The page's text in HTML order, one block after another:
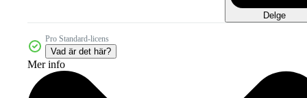
Delge
Pro Standard-licens
Vad är det här?
Mer info